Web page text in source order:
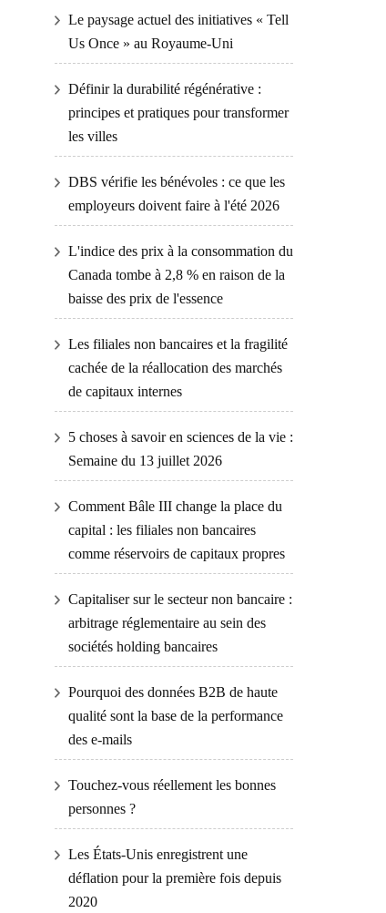
Le paysage actuel des initiatives « Tell
Us Once » au Royaume-Uni
Définir la durabilité régénérative :
principes et pratiques pour transformer
les villes
DBS vérifie les bénévoles : ce que les
employeurs doivent faire à l'été 2026
L'indice des prix à la consommation du
Canada tombe à 2,8 % en raison de la
baisse des prix de l'essence
Les filiales non bancaires et la fragilité
cachée de la réallocation des marchés
de capitaux internes
5 choses à savoir en sciences de la vie :
Semaine du 13 juillet 2026
Comment Bâle III change la place du
capital : les filiales non bancaires
comme réservoirs de capitaux propres
Capitaliser sur le secteur non bancaire :
arbitrage réglementaire au sein des
sociétés holding bancaires
Pourquoi des données B2B de haute
qualité sont la base de la performance
des e-mails
Touchez-vous réellement les bonnes
personnes ?
Les États-Unis enregistrent une
déflation pour la première fois depuis
2020